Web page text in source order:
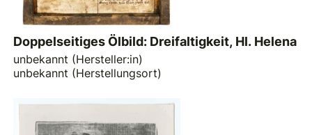
Doppelseitiges Ölbild: Dreifaltigkeit, Hl. Helena
unbekannt (Hersteller:in)
unbekannt (Herstellungsort)